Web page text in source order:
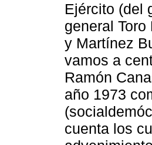
Ejército (del
general
y Martínez
vamos a
Ramón
año 1973
cuenta los